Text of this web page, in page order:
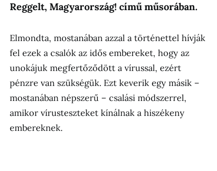
Reggelt, Magyarország! című műsorában.
Elmondta, mostanában azzal a történettel hívják
fel ezek a csalók az idős embereket, hogy az
unokájuk megfertőződött a vírussal, ezért
pénzre van szükségük. Ezt keverik egy másik –
mostanában népszerű – csalási módszerrel,
amikor vírusteszteket kínálnak a hiszékeny
embereknek.